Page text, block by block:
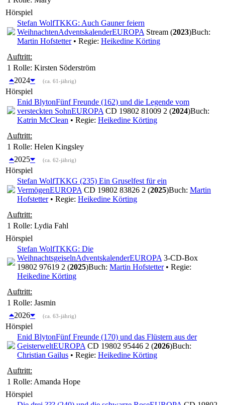
Hörspiel
Stefan WolfTKKG: Auch Gauner feiern
WeihnachtenAdventskalenderEUROPA Stream (2023)Buch:
Martin Hofstetter• Regie: Heikedine Körting
Auftritt:
1 Rolle: Kirsten Söderström
2024
(ca. 61-jährig)
Hörspiel
Enid BlytonFünf Freunde (162) und die Legende vom
versteckten SohnEUROPA CD 19802 81009 2 (2024)Buch:
Katrin McClean • Regie: Heikedine Körting
Auftritt:
1 Rolle: Helen Kingsley
2025
(ca. 62-jährig)
Hörspiel
Stefan WolfTKKG (235) Ein Gruselfest für ein
VermögenEUROPA CD 19802 83826 2 (2025)Buch: Martin
Hofstetter• Regie: Heikedine Körting
Auftritt:
1 Rolle: Lydia Fahl
Hörspiel
Stefan WolfTKKG: Die
WeihnachtsgeiselnAdventskalenderEUROPA 3-CD-Box
19802 97619 2 (2025)Buch: Martin Hofstetter• Regie:
Heikedine Körting
Auftritt:
1 Rolle: Jasmin
2026
(ca. 63-jährig)
Hörspiel
Enid BlytonFünf Freunde (170) und das Flüstern aus der
GeisterweltEUROPA CD 19802 95446 2 (2026)Buch:
Christian Gailus • Regie: Heikedine Körting
Auftritt:
1 Rolle: Amanda Hope
Hörspiel